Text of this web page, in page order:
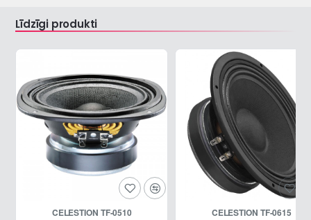
Līdzīgi produkti
CELESTION TF-0510 CELESTION TF-0615